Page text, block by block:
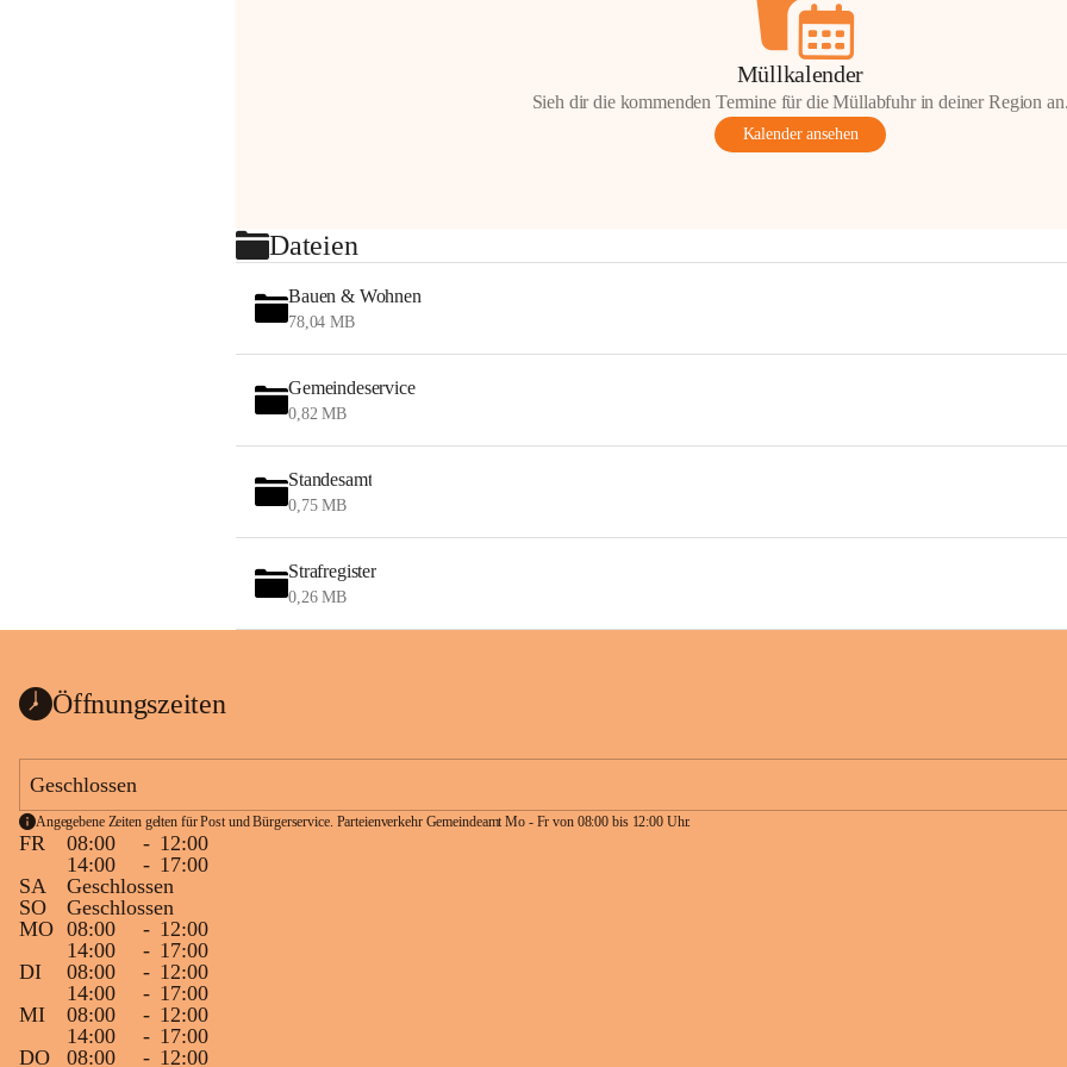
Müllkalender
Sieh dir die kommenden Termine für die Müllabfuhr in deiner Region
Kalender ansehen
Dateien
Bauen & Wohnen
78,04 MB
Gemeindeservice
0,82 MB
Standesamt
0,75 MB
Strafregister
0,26 MB
Öffnungszeiten
Geschlossen
Angegebene Zeiten gelten für Post und Bürgerservice. Parteienverkehr Gemeindeamt Mo - Fr von 08:00 bis 12:00 Uhr.
FR 08:00 - 12:00
14:00
- 17:00
SA
Geschlossen
SO
Geschlossen
MO 08:00 - 12:00
14:00
- 17:00
DI
08:00 - 12:00
14:00
- 17:00
MI
08:00 - 12:00
14:00
- 17:00
DO
08:00 - 12:00